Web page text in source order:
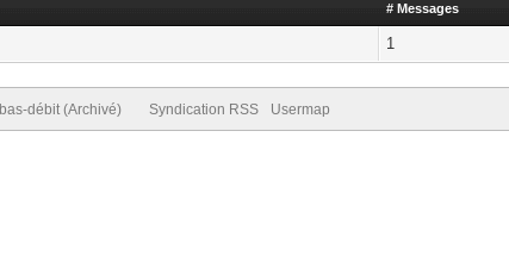
# Messages
1
débit (Archivé) Syndication RSS Usermap